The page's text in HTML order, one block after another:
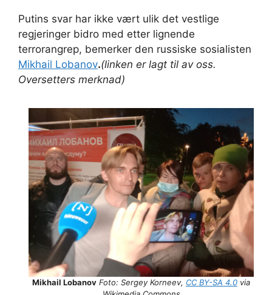
Putins svar har ikke vært ulik det vestlige
regjeringer bidro med etter lignende
terrorangrep, bemerker den russiske sosialisten
Mikhail Lobanov.(linken er lagt til av oss.
Oversetters merknad)
Mikhail Lobanov Foto: Sergey Korneev, CC BY-SA 4.0 via